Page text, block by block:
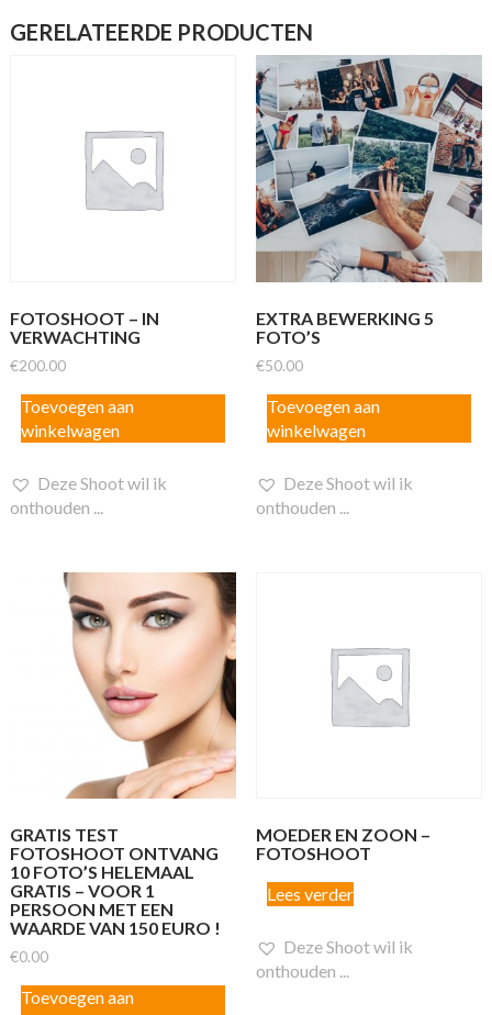
GERELATEERDE PRODUCTEN
FOTOSHOOT – IN
VERWACHTING
€200.00
Toevoegen aan
winkelwagen
Deze Shoot wil ik
onthouden ...
EXTRA BEWERKING 5
FOTO’S
€50.00
Toevoegen aan
winkelwagen
Deze Shoot wil ik
onthouden ...
GRATIS TEST
FOTOSHOOT ONTVANG
10 FOTO’S HELEMAAL
GRATIS – VOOR 1
PERSOON MET EEN
WAARDE VAN 150 EURO !
€0.00
Toevoegen aan
MOEDER EN ZOON –
FOTOSHOOT
Lees verder
Deze Shoot wil ik
onthouden ...